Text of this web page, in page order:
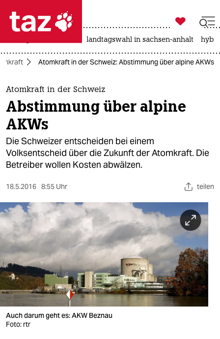
 taz zahl ich
taz zahl ich
themen
politik
öko
gesellschaft
sport
berlin
nord
wahrheit
verlag
verlag
veranstaltungen

taz zahl ich
landtagswahl in sachsen-anhalt
Atomkraft in der Schweiz: Abstimmung über alpine AKWs
Atomkraft in der Schweiz
Abstimmung über alpine
AKWs
Die Schweizer entscheiden bei einem
Volksentscheid über die Zukunft der Atomkraft. Die
Betreiber wollen Kosten abwälzen.
18.5.2016 8:55 Uhr teilen
Auch darum geht es: AKW Beznau
Foto: rtr